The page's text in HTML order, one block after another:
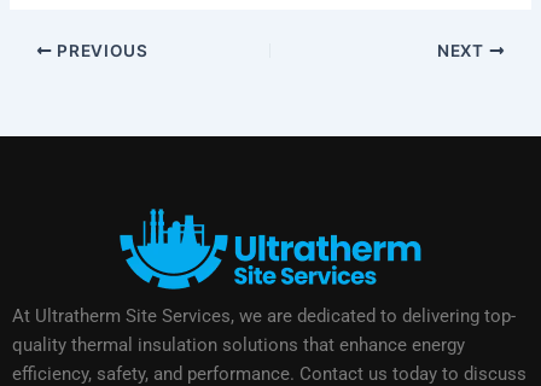
PREVIOUS NEXT
At Ultratherm Site Services, we are dedicated to delivering top-
quality thermal insulation solutions that enhance energy
efficiency, safety, and performance. Contact us today to discuss